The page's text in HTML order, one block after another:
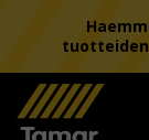
tuotteiden